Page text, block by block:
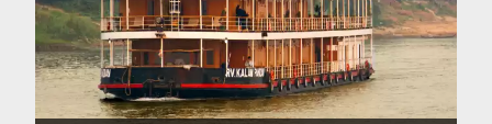
Ports Compagnies
Rechercher